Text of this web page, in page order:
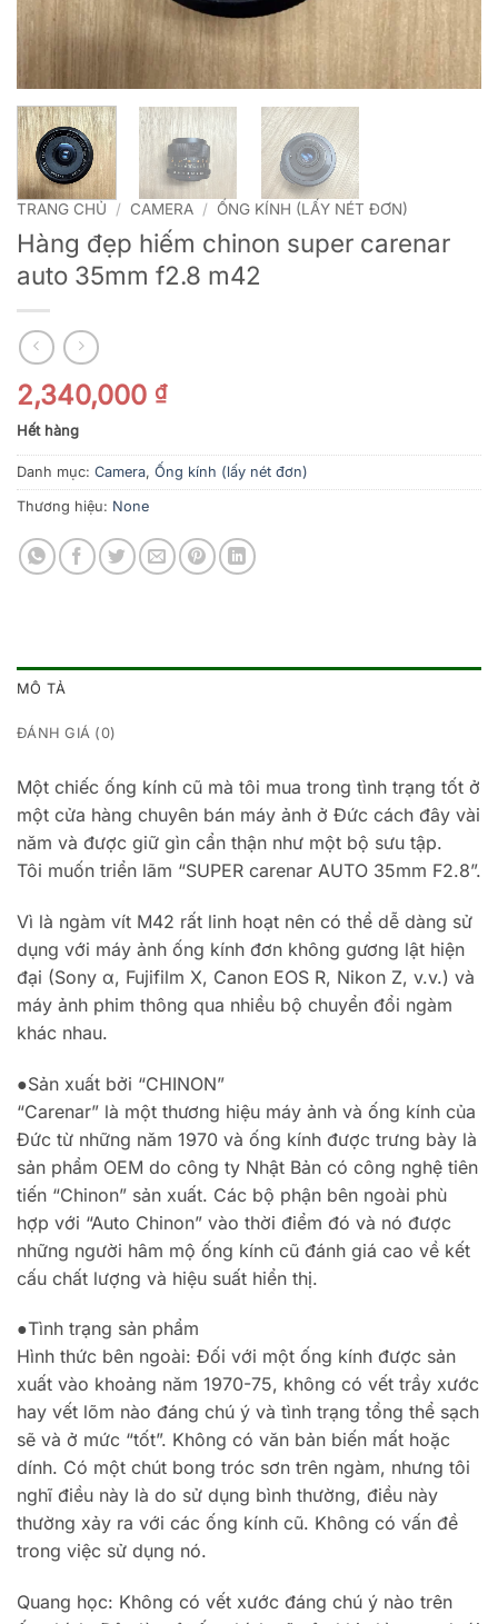
TRANG CHỦ / CAMERA / ỐNG KÍNH (LẤY NÉT ĐƠN)
Hàng đẹp hiếm chinon super carenar
auto 35mm f2.8 m42
2,340,000 ₫
Hết hàng
Danh mục: Camera, Ống kính (lấy nét đơn)
Thương hiệu: None
MÔ TẢ
ĐÁNH GIÁ (0)
Một chiếc ống kính cũ mà tôi mua trong tình trạng tốt ở
một cửa hàng chuyên bán máy ảnh ở Đức cách đây vài
năm và được giữ gìn cẩn thận như một bộ sưu tập.
Tôi muốn triển lãm “SUPER carenar AUTO 35mm F2.8”.
Vì là ngàm vít M42 rất linh hoạt nên có thể dễ dàng sử
dụng với máy ảnh ống kính đơn không gương lật hiện
đại (Sony α, Fujifilm X, Canon EOS R, Nikon Z, v.v.) và
máy ảnh phim thông qua nhiều bộ chuyển đổi ngàm
khác nhau.
●Sản xuất bởi “CHINON”
“Carenar” là một thương hiệu máy ảnh và ống kính của
Đức từ những năm 1970 và ống kính được trưng bày là
sản phẩm OEM do công ty Nhật Bản có công nghệ tiên
tiến “Chinon” sản xuất. Các bộ phận bên ngoài phù
hợp với “Auto Chinon” vào thời điểm đó và nó được
những người hâm mộ ống kính cũ đánh giá cao về kết
cấu chất lượng và hiệu suất hiển thị.
●Tình trạng sản phẩm
Hình thức bên ngoài: Đối với một ống kính được sản
xuất vào khoảng năm 1970-75, không có vết trầy xước
hay vết lõm nào đáng chú ý và tình trạng tổng thể sạch
sẽ và ở mức “tốt”. Không có văn bản biến mất hoặc
dính. Có một chút bong tróc sơn trên ngàm, nhưng tôi
nghĩ điều này là do sử dụng bình thường, điều này
thường xảy ra với các ống kính cũ. Không có vấn đề
trong việc sử dụng nó.
Quang học: Không có vết xước đáng chú ý nào trên